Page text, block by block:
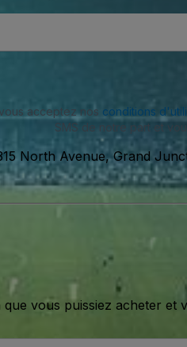
acceptez nos conditions
SMS de notre part et
North Avenue, Grand
vous puissiez acheter et